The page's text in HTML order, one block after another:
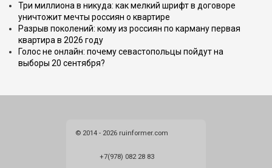
Три миллиона в никуда: как мелкий шрифт в договоре
уничтожит мечты россиян о квартире
Разрыв поколений: кому из россиян по карману первая
квартира в 2026 году
Голос не онлайн: почему севастопольцы пойдут на
выборы 20 сентября?
© 2014 - 2026 ruinformer.com
+7(978) 082 28 83